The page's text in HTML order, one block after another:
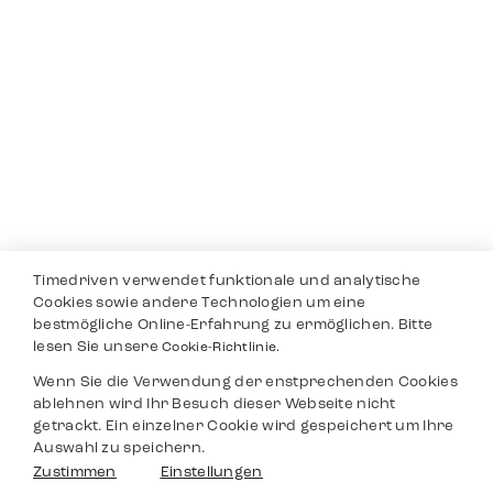
Timedriven verwendet funktionale und analytische
Cookies sowie andere Technologien um eine
bestmögliche Online-Erfahrung zu ermöglichen. Bitte
lesen Sie unsereCookie-Richtlinie.
Wenn Sie die Verwendung der enstprechenden Cookies
ablehnen wird Ihr Besuch dieser Webseite nicht
getrackt. Ein einzelner Cookie wird gespeichert um Ihre
Auswahl zu speichern.
Zustimmen
Einstellungen